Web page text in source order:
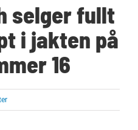
selger fullt
i jakten på
16